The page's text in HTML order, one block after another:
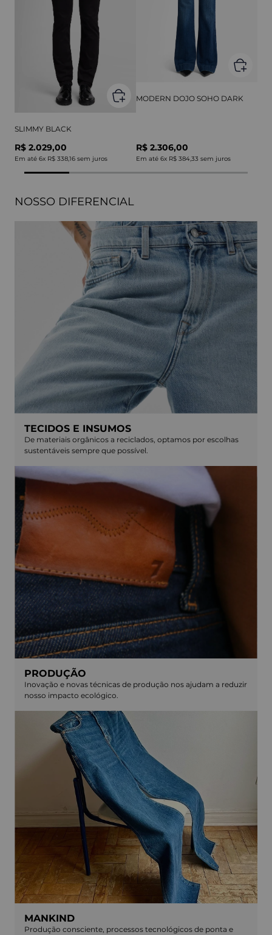
SLIMMY BLACK
R$ 2.029,00
Em até 6x R$ 338,16 sem juros
MODERN DOJO SOHO DARK
R$ 2.306,00
Em até 6x R$ 384,33 sem juros
NOSSO DIFERENCIAL
TECIDOS E INSUMOS
De materiais orgânicos a reciclados, optamos por escolhas
sustentáveis sempre que possível.
PRODUÇÃO
Inovação e novas técnicas de produção nos ajudam a reduzir
nosso impacto ecológico.
MANKIND
Produção consciente, processos tecnológicos de ponta e